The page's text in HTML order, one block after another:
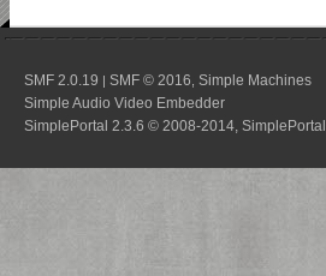
SMF 2.0.19 | SMF © 2016 Simple Machines
Simple Audio Video Embedder
SimplePortal 2.3.6 © 2008-2014, SimplePortal